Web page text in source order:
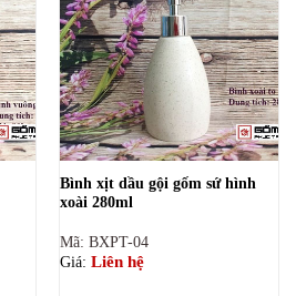
Bình xịt dầu gội gốm sứ hình
xoài 280ml
Mã: BXPT-04
Giá: Liên hệ